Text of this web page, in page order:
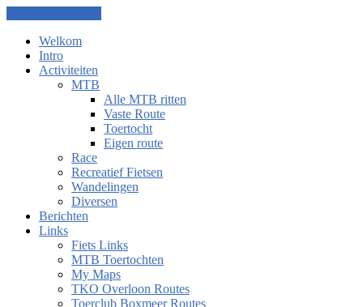
Welkom
Intro
Activiteiten
MTB
Alle MTB ritten
Vaste Route
Toertocht
Eigen route
Race
Recreatief Fietsen
Wandelingen
Diversen
Berichten
Links
Fiets Links
MTB Toertochten
My Maps
TKO Overloon Routes
Toerclub Boxmeer Routes